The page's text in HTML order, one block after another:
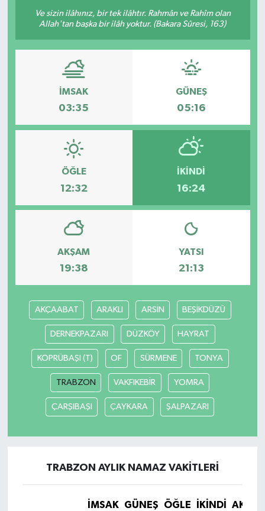
Ve sizin ilâhınız, bir tek ilâhtır. Rahmân ve Rahîm olan
Allah'tan başka bir ilâh yoktur. (Bakara Sûresi, 163)
İMSAK
03:35
GÜNEŞ
05:16
ÖĞLE
12:32
İKINDI
16:24
AKŞAM
19:38
YATSI
21:13
AKÇAABAT ARAKLI ARSİN BEŞİKDÜZÜ
DERNEKPAZARI DÜZKÖY HAYRAT
KÖPRÜBAŞI (T) OF SÜRMENE TONYA
TRABZON VAKFIKEBİR YOMRA
ÇARŞIBAŞI ÇAYKARA ŞALPAZARI
TRABZON AYLIK NAMAZ VAKITLERI
İMSAK GÜNEŞ ÖĞLE İKINDI
OTO DETAY
SAĞLIK
SON DAKİKA
SPOR
FİNANS